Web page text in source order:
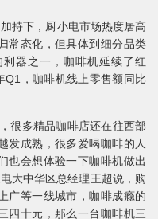
持下，厨小电市场热度居高
常态化，但具体到细分品类
器之一，咖啡机延续了红
Q1，咖啡机线上零售额同比
多精品咖啡店还在往西部
发成熟，很多爱喝咖啡的人
也会想体验一下咖啡机做出
大中华区总经理王超说，购
广等一线城市，咖啡成瘾的
四十元，那么一台咖啡机三